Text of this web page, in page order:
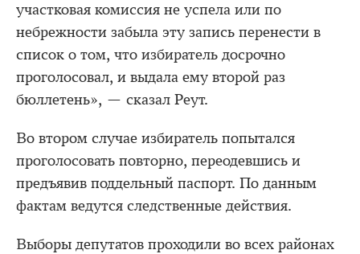
участковая комиссия не успела или по
небрежности забыла эту запись перенести в
список о том, что избиратель досрочно
проголосовал, и выдала ему второй раз
бюллетень», — сказал Реут.
Во втором случае избиратель попытался
проголосовать повторно, переодевшись и
предъявив поддельный паспорт. По данным
фактам ведутся следственные действия.
Выборы депутатов проходили во всех районах